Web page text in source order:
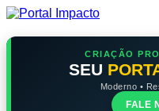
Ir
o
CRIAÇÃO
SEU
Moderno •
FALE